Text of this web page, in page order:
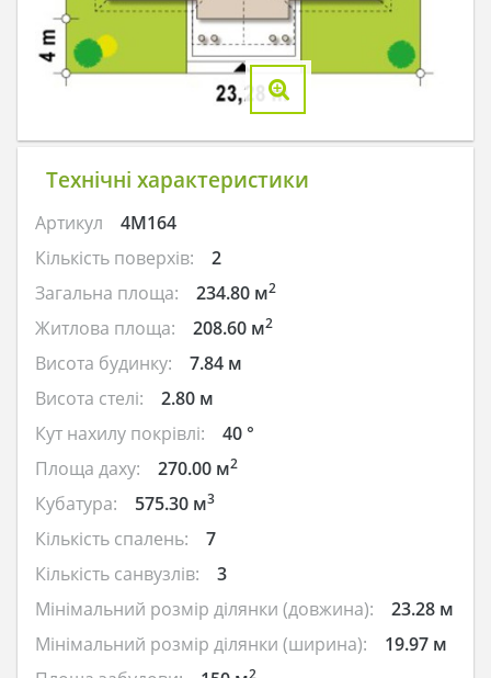
Технічні характеристики
Артикул
4M164
Кількість поверхів:
2
Загальна площа:
234.80 м2
Житлова площа: 208.60 м2
Висота будинку:
7.84 м
Висота стелі:
2.80 м
Кут нахилу покрівлі:
40 °
Площа даху:
270.00 м2
Кубатура: 575.30 м3
Кількість спалень:
7
Кількість санвузлів:
3
Мінімальний розмір ділянки (довжина):
23.28 м
Мінімальний розмір ділянки (ширина):
19.97 м
2